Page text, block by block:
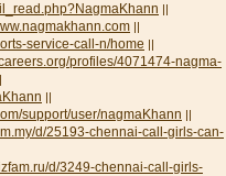
||
||
service-call-n/home ||
profiles/4071474-nagma-
||
support/user/nagmaKhann ||
d/25193-chennai-call-girls-can-
d/3249-chennai-call-girls-